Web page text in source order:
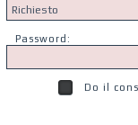
Password:
Do il